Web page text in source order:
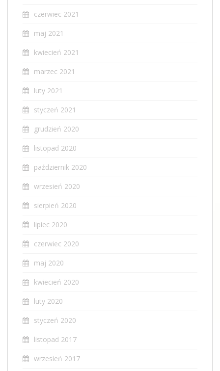
czerwiec 2021
maj 2021
kwiecień 2021
marzec 2021
luty 2021
styczeń 2021
grudzień 2020
listopad 2020
październik 2020
wrzesień 2020
sierpień 2020
lipiec 2020
czerwiec 2020
maj 2020
kwiecień 2020
luty 2020
styczeń 2020
listopad 2017
wrzesień 2017